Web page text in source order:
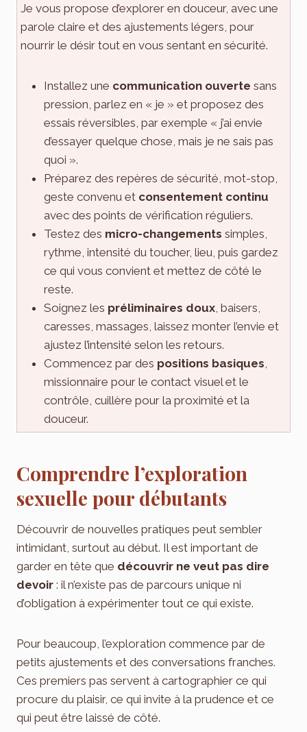
Je vous propose d’explorer en douceur, avec une
parole claire et des ajustements légers, pour
nourrir le désir tout en vous sentant en sécurité.
Installez une communication ouverte sans
pression, parlez en « je » et proposez des
essais réversibles, par exemple « j’ai envie
d’essayer quelque chose, mais je ne sais pas
quoi ».
Préparez des repères de sécurité, mot-stop,
geste convenu et consentement continu
avec des points de vérification réguliers.
Testez des micro-changements simples,
rythme, intensité du toucher, lieu, puis gardez
ce qui vous convient et mettez de côté le
reste.
Soignez les préliminaires doux , baisers,
caresses, massages, laissez monter l’envie et
ajustez l’intensité selon les retours.
Commencez par des positions basiques
missionnaire pour le contact visuel et le
contrôle, cuillère pour la proximité et la
douceur.
Comprendre l’exploration
sexuelle pour débutants
Découvrir de nouvelles pratiques peut sembler
intimidant, surtout au début. Il est important de
garder en tête que découvrir ne veut pas dire
devoir : il n’existe pas de parcours unique ni
d’obligation à expérimenter tout ce qui existe.
Pour beaucoup, l’exploration commence par de
petits ajustements et des conversations franches.
Ces premiers pas servent à cartographier ce qui
procure du plaisir, ce qui invite à la prudence et ce
qui peut être laissé de côté.